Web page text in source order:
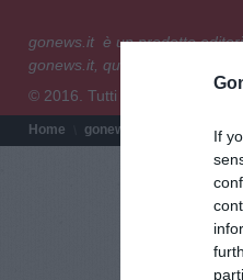
If
gonews.it è un prodotto
gonews.it, quotidiano on line
© 2016. Tutti i diritti riservati.
Home gonews.it Redazione